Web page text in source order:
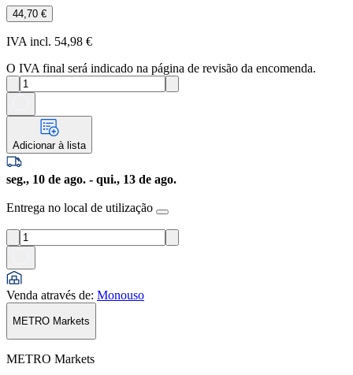
44,70 €
IVA incl. 54,98 €
O IVA final será indicado na página de revisão da encomenda.
Adicionar à lista
seg., 10 de ago. - qui., 13 de ago.
Entrega no local de utilização
Venda através de: Monouso
METRO Markets
METRO Markets